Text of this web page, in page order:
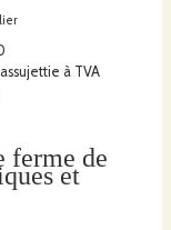
à TVA
ferme de
et